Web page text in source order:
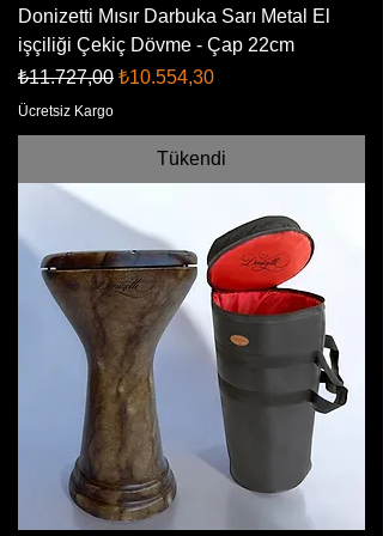
Donizetti Mısır Darbuka Sarı Metal El
işçiliği Çekiç Dövme - Çap 22cm
Normal Fiyat
₺11.727,00 İndirimli Fiyat
₺10.554,30
Ücretsiz Kargo
Tükendi